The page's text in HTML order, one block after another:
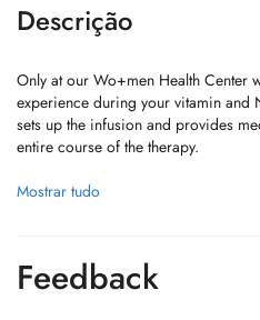
Descrição
Only at our Wo+men Health Center
experience during your vitamin and
sets up the infusion and provides
entire course of the therapy.
Wrinkle treatment (Botox, Hyaluronic
Available Infusions:
Mostrar tudo
Feedback